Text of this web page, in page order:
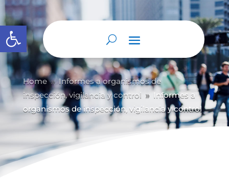
Abrir barra de herramientas
Home 9 Informes a organismos de
inspección, vigilancia y control 9
Informes a
organismos de inspección, vigilancia y control